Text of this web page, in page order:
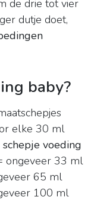
de drie tot vier
dutje doet,
baby?
elke 30 ml
schepje voeding
ongeveer 33 ml
65 ml
100 ml